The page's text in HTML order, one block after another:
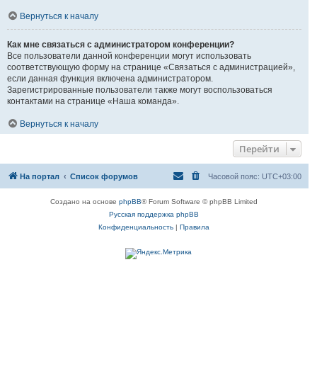
Вернуться к началу
Как мне связаться с администратором конференции?
Все пользователи данной конференции могут использовать
соответствующую форму на странице «Связаться с администрацией»,
если данная функция включена администратором.
Зарегистрированные пользователи также могут воспользоваться
контактами на странице «Наша команда».
Вернуться к началу
Перейти
На портал Список форумов Часовой пояс: UTC+03:00
Создано на основеphpBB® Forum Software © phpBB Limited
Русская поддержка phpBB
Конфиденциальность
Правила